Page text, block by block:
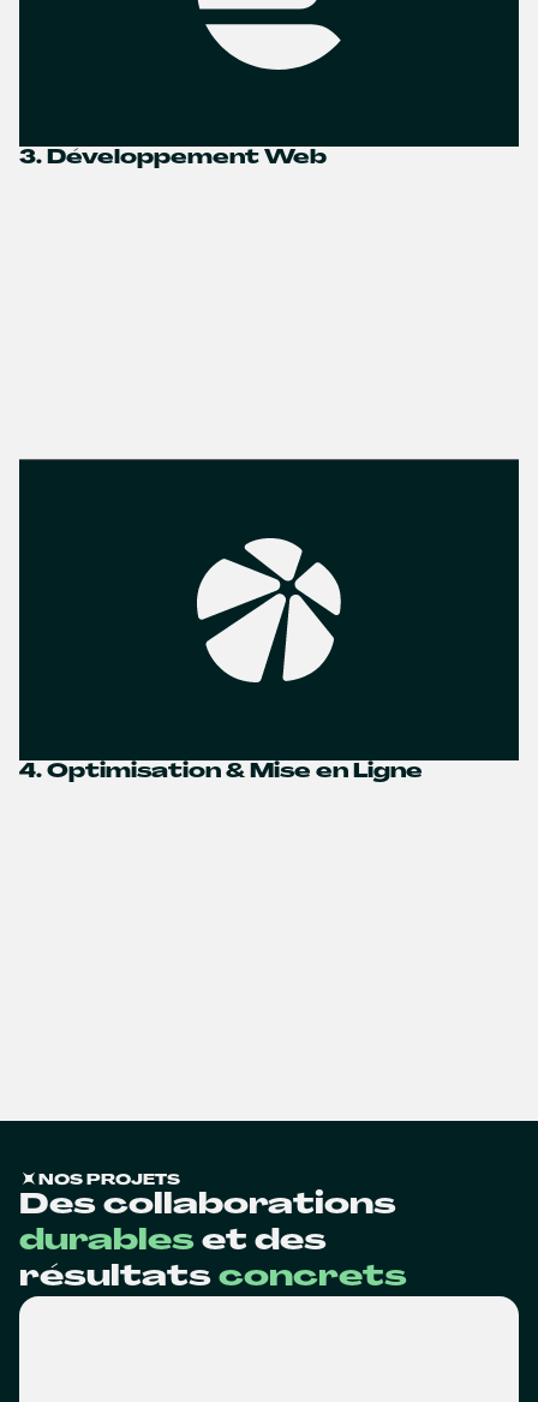
3. Développement Web
4. Optimisation & Mise en Ligne
NOS PROJETS
Des collaborations
durables et des
résultats concrets